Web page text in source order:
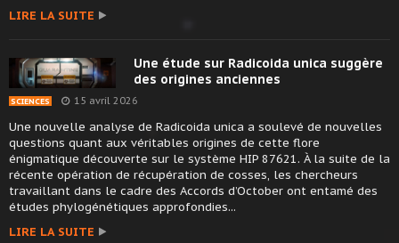
LIRE LA SUITE
Une étude sur Radicoida unica suggère
des origines anciennes
SCIENCES 15 avril 2026
Une nouvelle analyse de Radicoida unica a soulevé de nouvelles
questions quant aux véritables origines de cette flore
énigmatique découverte sur le système HIP 87621. À la suite de la
récente opération de récupération de cosses, les chercheurs
travaillant dans le cadre des Accords d’October ont entamé des
études phylogénétiques approfondies...
LIRE LA SUITE